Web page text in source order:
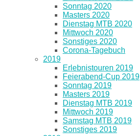
Sonntag 2020
Masters 2020
Dienstag MTB 2020
Mittwoch 2020
Sonstiges 2020
Corona-Tagebuch
2019
Erlebnistouren 2019
Feierabend-Cup 2019
Sonntag 2019
Masters 2019
Dienstag MTB 2019
Mittwoch 2019
Samstag MTB 2019
Sonstiges 2019